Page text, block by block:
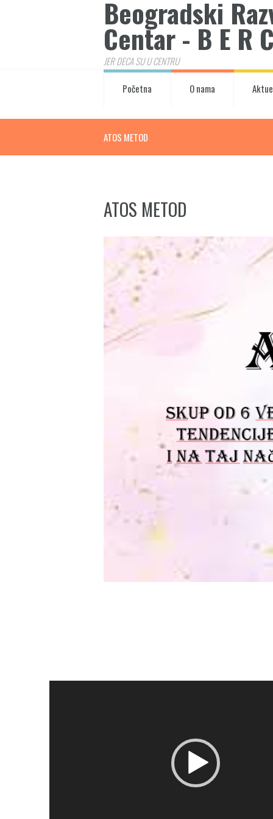
Beogradski
Centar - B E R C
JER DECA SU U CENTRU
Početna O nama
ATOS METOD
ATOS METOD